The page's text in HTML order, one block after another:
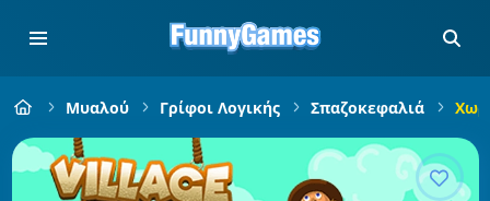
Μυαλού Γρίφοι Λογικής Σπαζοκεφαλιά